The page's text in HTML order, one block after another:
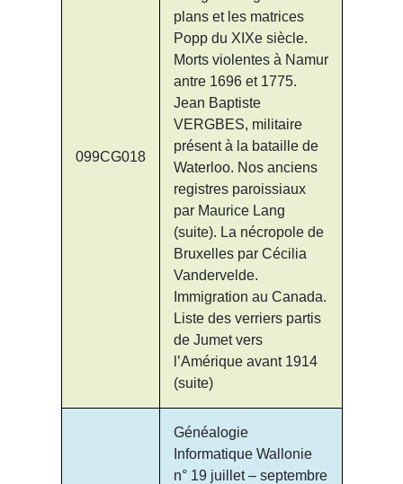
099CG018
plans et les matrices
Popp du XIXe siècle.
Morts violentes à Namur
antre 1696 et 1775.
Jean Baptiste
VERGBES, militaire
présent à la bataille de
Waterloo. Nos anciens
registres paroissiaux
par Maurice Lang
(suite). La nécropole de
Bruxelles par Cécilia
Vandervelde.
Immigration au Canada.
Liste des verriers partis
de Jumet vers
l’Amérique avant 1914
(suite)
Généalogie
Informatique Wallonie
n° 19 juillet – septembre